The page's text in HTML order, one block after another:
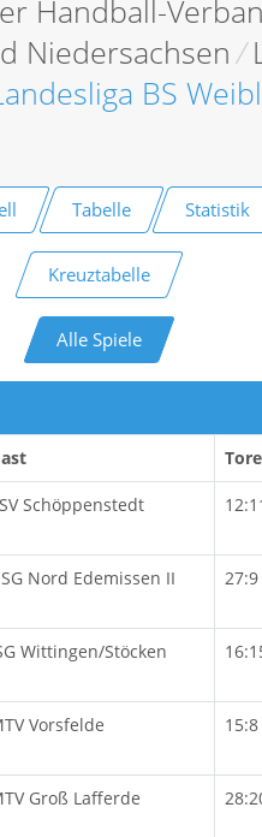
Handball-
Niedersachsen /
BS
Tabelle Statistik
Kreuztabelle
Alle Spiele
Tore
Schöppenstedt
Nord Edemissen II 27:9
Wittingen/Stöcken
Vorsfelde 15:8
Groß Lafferde